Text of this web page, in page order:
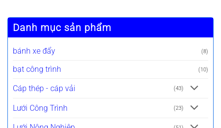
Danh mục sản phẩm
bánh xe đẩy (8)
bạt công trình (10)
Cáp thép - cáp vải (43)
Lưới Công Trình (23)